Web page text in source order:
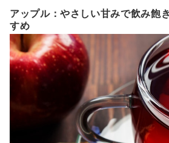
アップル：やさしい甘みで飲み飽
すめ